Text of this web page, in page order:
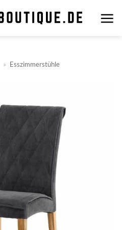
» Esszimmerstühle